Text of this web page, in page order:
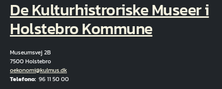
De Kulturhistroriske Museer i
Holstebro Kommune
Museumsvej 2B
7500 Holstebro
E-mail
oekonomi@kulmus.dk
Telefono 96 11 50 00